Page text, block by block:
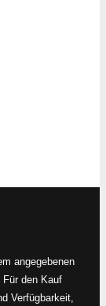
angegebenen
den Kauf
Verfügbarkeit,